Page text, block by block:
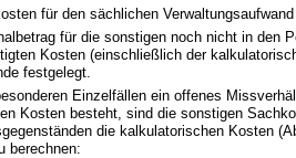
für den sächlichen Verwaltungsaufwand
für die sonstigen noch nicht in den
Kosten (einschließlich der
festgelegt.
Einzelfällen ein offenes
Kosten besteht, sind die sonstigen
die kalkulatorischen Kosten
berechnen: